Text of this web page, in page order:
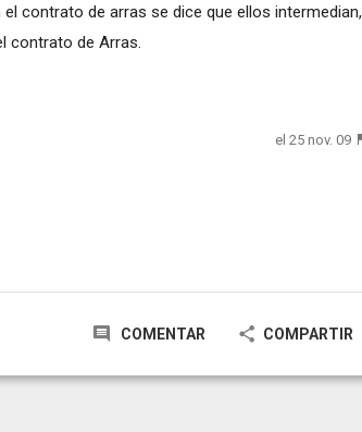
contrato de arras se dice que ellos intermedian,
contrato de Arras.
el 25 nov. 09
COMENTAR COMPARTIR